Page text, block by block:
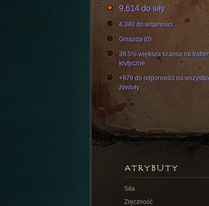
9,614 do siły
4,340 do witalności
Gniazda (0)
39.5% większa szansa na
krytyczne
+979 do odporności na
żywioły
ATRYBUTY
Siła
Zręczność